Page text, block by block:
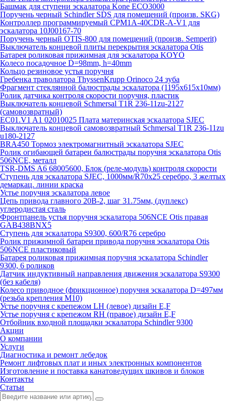
Башмак для ступени эскалатора Kone ECO3000
Поручень черный Schindler SDS для помещений (произв. SKG)
Контроллер программируемый CPM1A-40CDR-A-V1 для
эскалатора 10J00167-70
Поручень черный OTIS-800 для помещений (произв. Semperit)
Выключатель концевой плиты перекрытия эскалатора Otis
Батарея роликовая прижимная для эскалатора KOYO
Колесо посадочное D=98mm, h=40mm
Кольцо резиновое устья поручня
Гребенка траволатора ThyssenKrupp Orinoco 24 зуба
Фрагмент стеклянной балюстрады эскалатора (1195х615х10мм)
Ролик датчика контроля скорости поручня, пластик
Выключатель концевой Schmersal T1R 236-11zu-2127
(самовозвратный)
EC01.V1 A1 02010025 Плата материнская эскалатора SJEC
Выключатель концевой самовозвратный Schmersal T1R 236-11zu
u180-2127
BRA450 Тормоз электромагнитный эскалатора SJEC
Ролик огибающей батареи балюстрады поручня эскалатора Otis
506NCE, металл
TSR-DMS A6 68005600, Блок (реле-модуль) контроля скорости
Ступень для эскалатора SJEC, 1000мм/R70x25 серебро, 3 желтых
демаркац. линии краска
Устье поручня эскалатора левое
Цепь привода главного 20B-2, шаг 31.75мм, (дуплекс)
углеродистая сталь
Фронтпанель устья поручня эскалатора 506NCE Otis правая
GAB438BNX5
Ступень для эскалатора S9300, 600/R76 серебро
Ролик прижимной батареи привода поручня эскалатора Otis
506NCE пластиковый
Батарея роликовая прижимная поручня эскалатора Schindler
9300, 6 роликов
Датчик индуктивный направления движения эскалатора S9300
(без кабеля)
Колесо приводное (фрикционное) поручня эскалатора D=497мм
(резьба крепления M10)
Устье поручня с крепежом LH (левое) дизайн E,F
Устье поручня с крепежом RH (правое) дизайн E,F
Отбойник входной площадки эскалатора Schindler 9300
Акции
О компании
Услуги
Диагностика и ремонт лебедок
Ремонт лифтовых плат и иных электронных компонентов
Изготовление и поставка канатоведущих шкивов и блоков
Контакты
Статьи